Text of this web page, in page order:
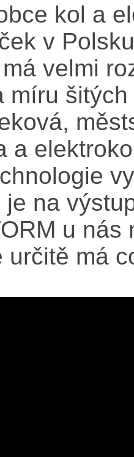
kol a
v
velmi
míru
a
je na
u
určitě má